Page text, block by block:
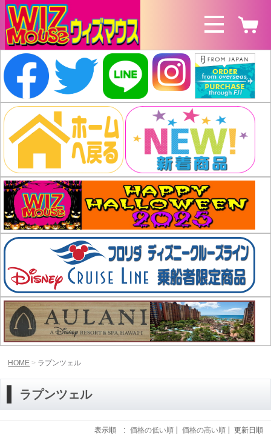
HOME ラプンツェル
ラプンツェル
表示順 : 価格の低い順 価格の高い順 更新日順